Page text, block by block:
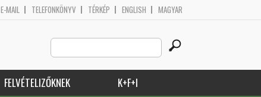
E-MAIL TELEFONKÖNYV TÉRKÉP ENGLISH MAGYAR
Search
this
site
FELVÉTELIZŐKNEK K+F+I